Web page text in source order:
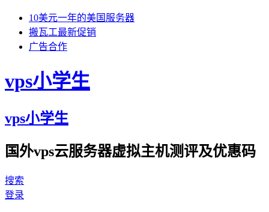
10美元一年的美国服务器
搬瓦工最新促销
广告合作
vps小学生
vps小学生
国外vps云服务器虚拟主机测评及优惠码
搜索
登录